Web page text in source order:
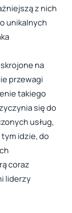
z nich
unikalnych
na
przewagi
takiego
się do
usług,
idzie, do
coraz
liderzy